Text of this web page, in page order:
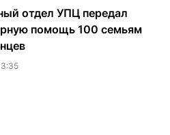
отдел УПЦ передал
помощь 100 семьям